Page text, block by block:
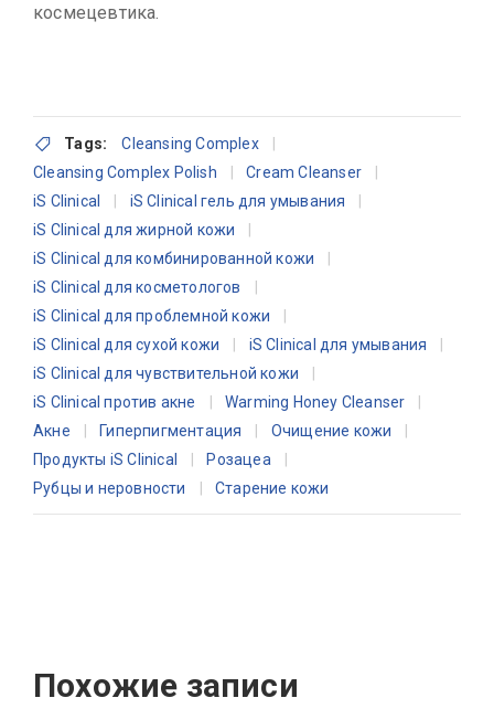
космецевтика.
Tags:
Cleansing Complex
Cleansing Complex Polish
Cream Cleanser
iS Clinical
iS Clinical гель для умывания
iS Clinical для жирной кожи
iS Clinical для комбинированной кожи
iS Clinical для косметологов
iS Clinical для проблемной кожи
iS Clinical для сухой кожи
iS Clinical для умывания
iS Clinical для чувствительной кожи
iS Clinical против акне
Warming Honey Cleanser
Акне
Гиперпигментация
Очищение кожи
Продукты iS Clinical
Розацеа
Рубцы и неровности
Старение кожи
Похожие записи